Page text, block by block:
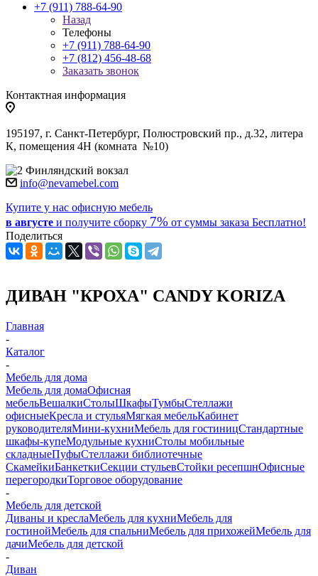
+7 (911) 788-64-90
Назад
Телефоны
+7 (911) 788-64-90
+7 (812) 456-48-68
Заказать звонок
Контактная информация
195197, г. Санкт-Петербург, Полюстровский пр., д.32, литера
К, помещения 4Н (комната №10)
Финляндский вокзал
info@nevamebel.com
Купите у нас офисную мебель
в августе и получите сборку 7% от суммы заказа Бесплатно!
Поделиться
ДИВАН "КРОХА" CANDY KORIZA
Главная
-
Каталог
-
Мебель для дома
Мебель для домаОфисная
мебельВешалкиСтолыШкафыТумбыСтеллажи
офисныеКресла и стульяМягкая мебельКабинет
руководителяМини-кухниМебель для гостиницСтандартные
шкафы-купеМодульные кухниСтолы мобильные
складныеПуфыСтеллажи библиотечные
СкамейкиБанкеткиСекции стульевСтойки ресепшнОфисные
перегородкиТорговое оборудование
-
Мебель для детской
Диваны и креслаМебель для кухниМебель для
гостинойМебель для спальниМебель для прихожейМебель для
дачиМебель для детской
-
Диван